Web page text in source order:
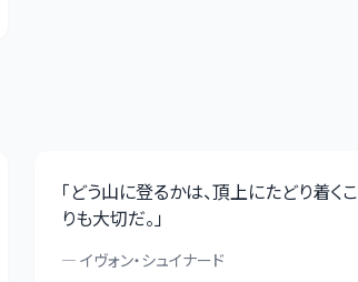
「どう山に登るかは、頂上にたどり着く
りも大切だ。」
—イヴォン・シュイナード